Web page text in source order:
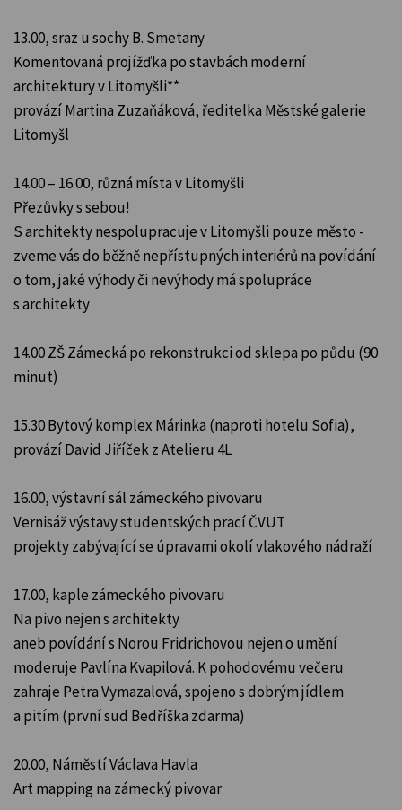
13.00, sraz u sochy B. Smetany
Komentovaná projížďka po stavbách moderní
architektury v Litomyšli**
provází Martina Zuzaňáková, ředitelka Městské galerie
Litomyšl
14.00 – 16.00, různá místa v Litomyšli
Přezůvky s sebou!
S architekty nespolupracuje v Litomyšli pouze město -
zveme vás do běžně nepřístupných interiérů na povídání
o tom, jaké výhody či nevýhody má spolupráce
s architekty
14.00 ZŠ Zámecká po rekonstrukci od sklepa po půdu (90
minut)
15.30 Bytový komplex Márinka (naproti hotelu Sofia),
provází David Jiříček z Atelieru 4L
16.00, výstavní sál zámeckého pivovaru
Vernisáž výstavy studentských prací ČVUT
projekty zabývající se úpravami okolí vlakového nádraží
17.00, kaple zámeckého pivovaru
Na pivo nejen s architekty
aneb povídání s Norou Fridrichovou nejen o umění
moderuje Pavlína Kvapilová. K pohodovému večeru
zahraje Petra Vymazalová, spojeno s dobrým jídlem
a pitím (první sud Bedříška zdarma)
20.00, Náměstí Václava Havla
Art mapping na zámecký pivovar